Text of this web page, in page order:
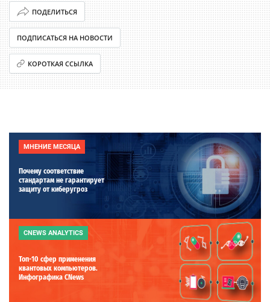
ПОДЕЛИТЬСЯ
ПОДПИСАТЬСЯ НА НОВОСТИ
КОРОТКАЯ ССЫЛКА
МНЕНИЕ МЕСЯЦА
Почему соответствие
стандартам не гарантирует
защиту от киберугроз
CNEWS ANALYTICS
Топ-10 сфер применения
квантовых компьютеров.
Инфографика CNews